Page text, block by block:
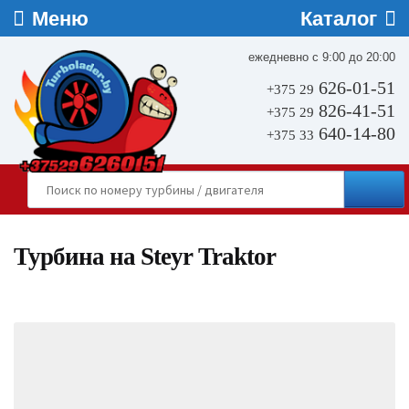
ежедневно с 9:00 до 20:00
+375 29 626-01-51
+375 29 826-41-51
+375 33 640-14-80
Турбина на Steyr Traktor